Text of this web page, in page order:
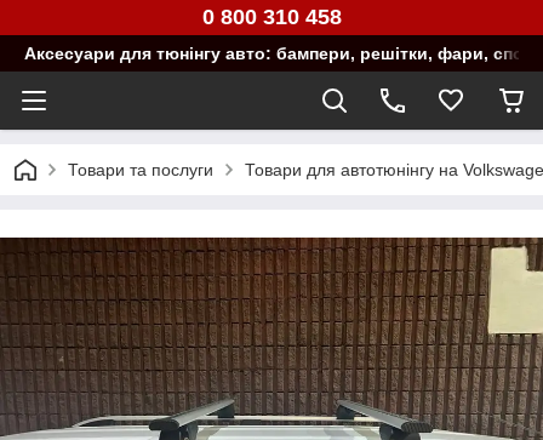
0 800 310 458
Аксесуари для тюнінгу авто: бампери, решітки, фари,
Товари та послуги Товари для автотюнінгу на